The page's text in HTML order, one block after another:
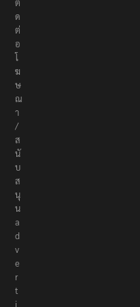
c
o
ติ
ด
ต่
อ
โ
ฆ
ษ
ณ
า
/
ส
นั
บ
ส
นุ
น
a
d
v
e